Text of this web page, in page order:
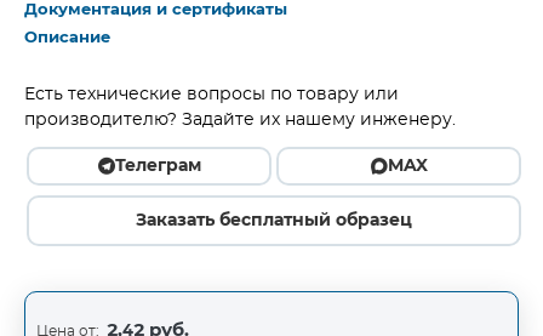
Документация и сертификаты
Описание
Есть технические вопросы по товару или
производителю? Задайте их нашему инженеру.
Телеграм MAX
Заказать бесплатный образец
Цена от: 2,42 руб.